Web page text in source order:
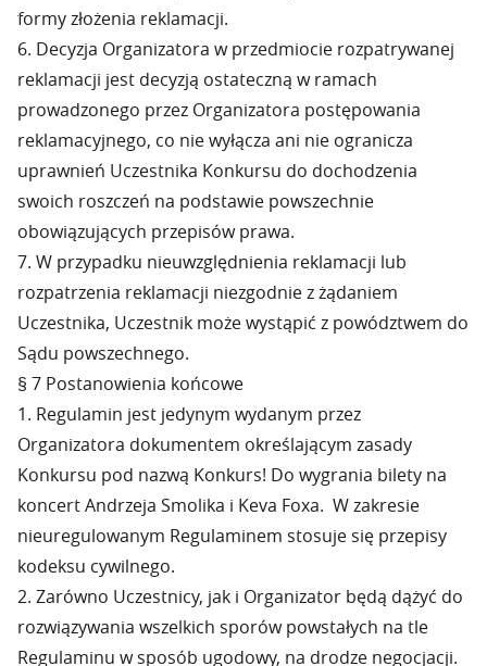
formy złożenia reklamacji.
6. Decyzja Organizatora w przedmiocie rozpatrywanej
reklamacji jest decyzją ostateczną w ramach
prowadzonego przez Organizatora postępowania
reklamacyjnego, co nie wyłącza ani nie ogranicza
uprawnień Uczestnika Konkursu do dochodzenia
swoich roszczeń na podstawie powszechnie
obowiązujących przepisów prawa.
7. W przypadku nieuwzględnienia reklamacji lub
rozpatrzenia reklamacji niezgodnie z żądaniem
Uczestnika, Uczestnik może wystąpić z powództwem do
Sądu powszechnego.
§ 7 Postanowienia końcowe
1. Regulamin jest jedynym wydanym przez
Organizatora dokumentem określającym zasady
Konkursu pod nazwą Konkurs! Do wygrania bilety na
koncert Andrzeja Smolika i Keva Foxa. W zakresie
nieuregulowanym Regulaminem stosuje się przepisy
kodeksu cywilnego.
2. Zarówno Uczestnicy, jak i Organizator będą dążyć do
rozwiązywania wszelkich sporów powstałych na tle
Regulaminu w sposób ugodowy, na drodze negocjacji.